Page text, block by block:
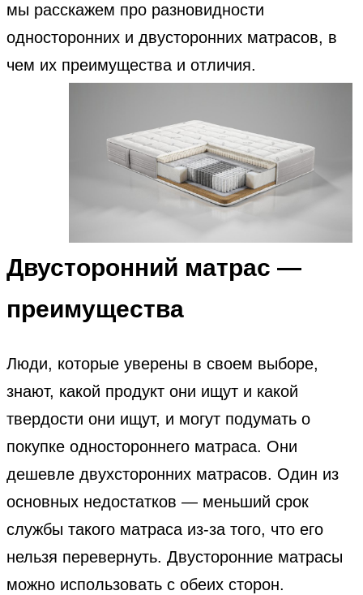
мы расскажем про разновидности
односторонних и двусторонних матрасов, в
чем их преимущества и отличия.
Двусторонний матрас —
преимущества
Люди, которые уверены в своем выборе,
знают, какой продукт они ищут и какой
твердости они ищут, и могут подумать о
покупке одностороннего матраса. Они
дешевле двухсторонних матрасов. Один из
основных недостатков — меньший срок
службы такого матраса из-за того, что его
нельзя перевернуть. Двусторонние матрасы
можно использовать с обеих сторон.